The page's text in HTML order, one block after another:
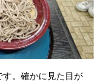
。確かに見た目が